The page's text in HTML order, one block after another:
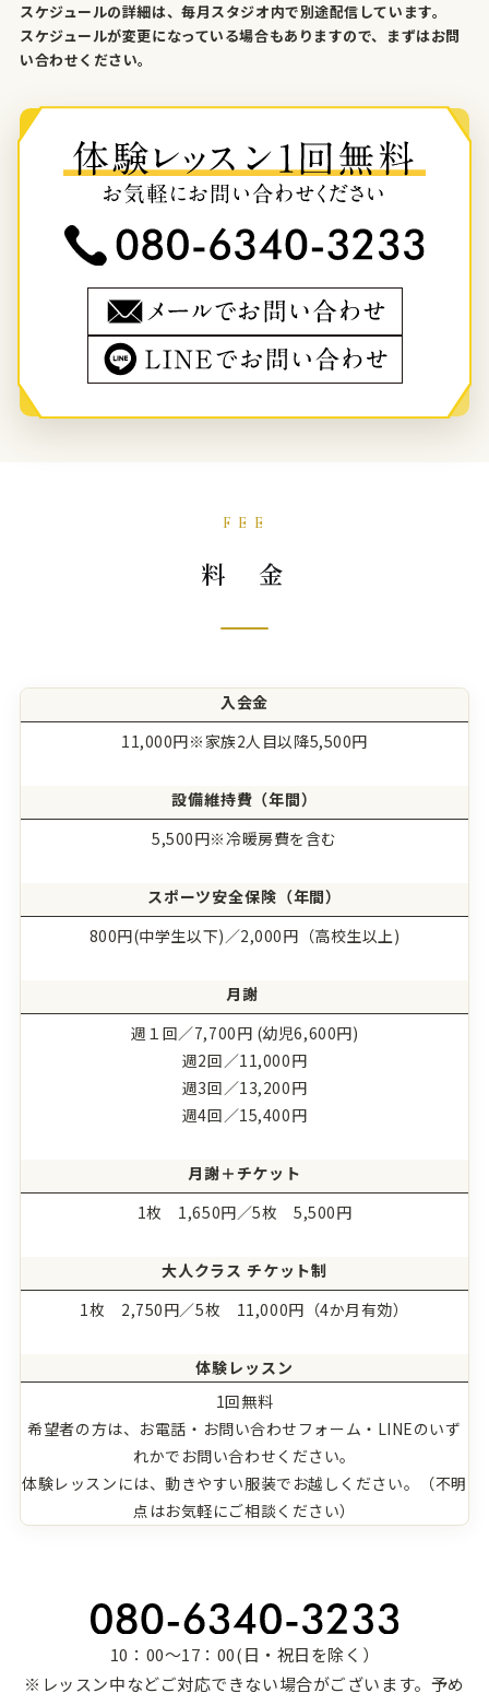
スケジュールの詳細は、毎月スタジオ内で別途配信しています。
スケジュールが変更になっている場合もありますので、まずはお問
い合わせください。
料 金
入会金
11,000円※家族2人目以降5,500円
設備維持費（年間）
5,500円※冷暖房費を含む
スポーツ安全保険（年間）
800円(中学生以下)／2,000円（高校生以上)
月謝
週１回／7,700円 (幼児6,600円)
週2回／11,000円
週3回／13,200円
週4回／15,400円
月謝＋チケット
1枚 1,650円／5枚 5,500円
大人クラス チケット制
1枚 2,750円／5枚 11,000円（4か月有効）
体験レッスン
1回無料
希望者の方は、お電話・お問い合わせフォーム・LINEのいず
れかでお問い合わせください。
体験レッスンには、動きやすい服装でお越しください。（不明
点はお気軽にご相談ください）
10：00～17：00(日・祝日を除く）
※レッスン中などご対応できない場合がございます。予め